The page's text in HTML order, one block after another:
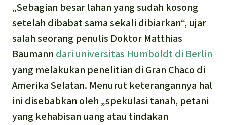
Peternakan masal
Masyarakat Adat
„Sebagian besar lahan yang sudah kosong
setelah dibabat sama sekali dibiarkan“, ujar
salah seorang penulis Doktor Matthias
Baumann dari universitas Humboldtdi Berlin
yang melakukan penelitian di Gran Chaco di
Amerika Selatan. Menurut keterangannya hal
ini disebabkan oleh „spekulasi tanah, petani
yang kehabisan uang atau tindakan